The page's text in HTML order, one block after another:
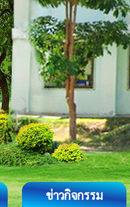
ข่าวกิจกรรม